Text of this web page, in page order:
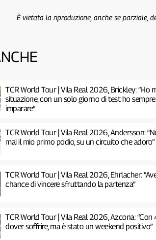
È vietata la riproduzione, anche se parziale,
TCR World Tour | Vila Real 2026, Brickley: “Ho
situazione, con un solo giorno di test ho
imparare”
TCR World Tour | Vila Real 2026, Andersson:
mai il mio primo podio, su un circuito che adoro”
TCR World Tour | Vila Real 2026, Ehrlacher:
chance di vincere sfruttando la partenza”
TCR World Tour | Vila Real 2026, Azcona:
dover soffrire, ma è stato un weekend positivo”